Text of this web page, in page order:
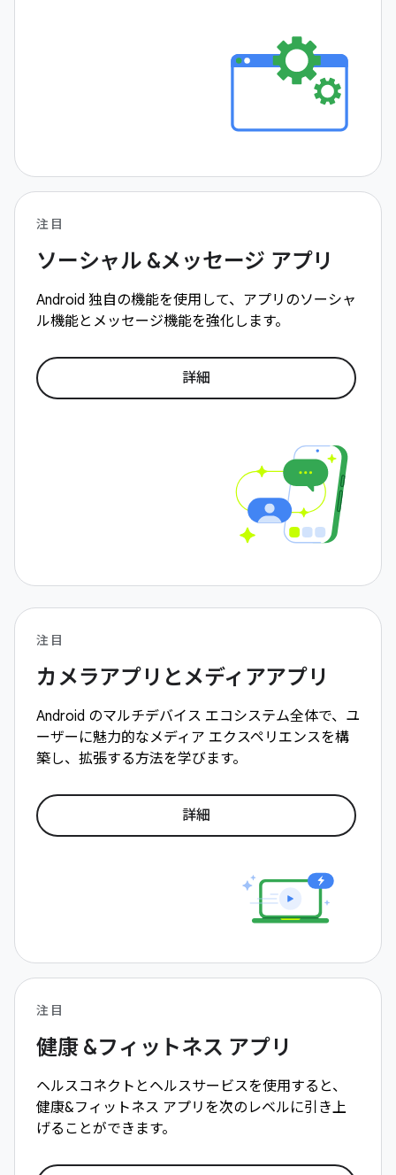
注目
ソーシャル &メッセージ アプリ
Android 独自の機能を使用して、アプリのソーシャ
ル機能とメッセージ機能を強化します。
詳細
注目
カメラアプリとメディアアプリ
Android のマルチデバイス エコシステム全体で、ユ
ーザーに魅力的なメディア エクスペリエンスを構
築し、拡張する方法を学びます。
詳細
注目
健康 &フィットネス アプリ
ヘルスコネクトとヘルスサービスを使用すると、
健康&フィットネス アプリを次のレベルに引き上
げることができます。